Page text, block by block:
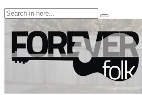
Search
for:
ForeverFolk
Muzica sufletului tau